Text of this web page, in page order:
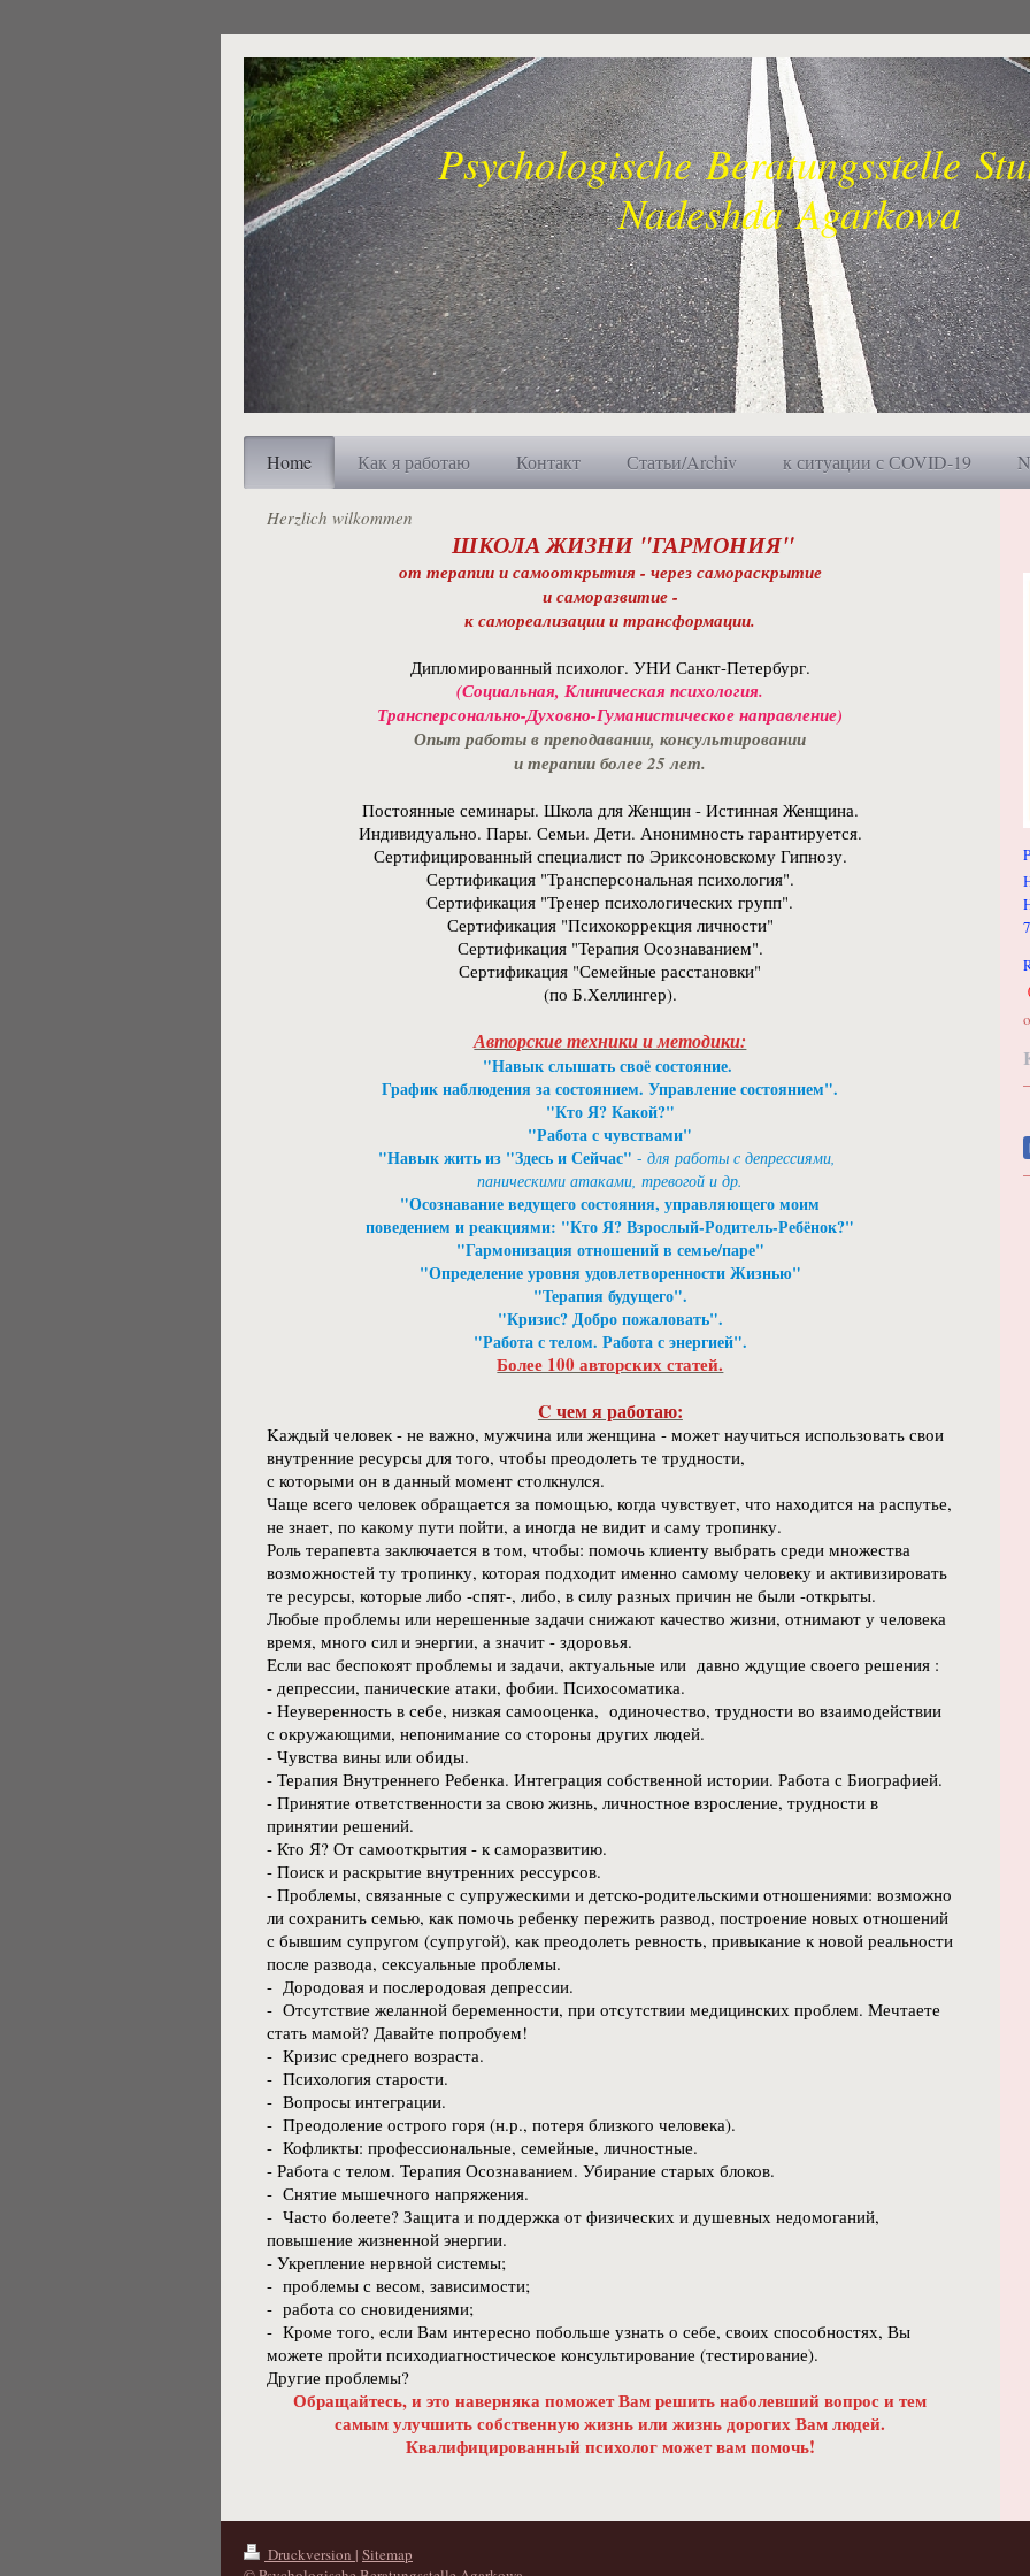
Psychologische Beratungsstelle
Nadeshda Agarkowa
Home Как я работаю Контакт Статьи/Archiv к ситуации с СOVID-19
​Herzlich wilkommen
ШКОЛА ЖИЗНИ "ГАРМОНИЯ"
от терапии и самооткрытия - через самораскрытие
и саморазвитие -
к самореализации и трансформации.
Дипломированный психолог. УНИ Санкт-Петербург.
(Социальная, Клиническая психология.
Трансперсонально-Духовно-Гуманистическое направление)
Опыт работы в преподавании, консультировании
и терапии более 25 лет.
Постоянные семинары. Школа для Женщин - Истинная Женщина.
Индивидуально. Пары. Семьи. Дети. Анонимность гарантируется.
Сертифицированный специалист по Эриксоновскому Гипнозу.
Сертификация "Трансперсональная психология".
Сертификация "Тренер психологических групп".
Сертификация "Психокоррекция личности"
Сертификация "Терапия Осознаванием".
Сертификация "Семейные расстановки"
(по Б.Хеллингер).
Авторские техники и методики:
"Навык слышать своё состояние.
График наблюдения за состоянием. Управление состоянием".
"Кто Я? Какой?"
"Работа с чувствами"
"Навык жить из "Здесь и Сейчас" -для работы с депрессиями,
паническими атаками, тревогой и др.
"Осознавание ведущего состояния, управляющего моим
поведением и реакциями: "Кто Я? Взрослый-Родитель-Ребёнок?"
"Гармонизация отношений в семье/паре"
"Определение уровня удовлетворенности Жизнью"
"Терапия будущего".
"Кризис? Добро пожаловать".
"Работа с телом. Работа с энергией".
Более 100 авторских статей.
C чем я работаю:
Kаждый человек - не важно, мужчина или женщина - может научиться использовать свои
внутренние ресурсы для того, чтобы преодолеть те трудности,
с которыми он в данный момент столкнулся.
Чаще всего человек обращается за помощью, когда чувствует, что находится на распутье,
не знает, по какому пути пойти, а иногда не видит и саму тропинку.
Роль терапевта заключается в том, чтобы: помочь клиенту выбрать среди множества
возможностей ту тропинку, которая подходит именно самому человеку и активизировать
те ресурсы, которые либо -спят-, либо, в силу разных причин не были -открыты.
Любые проблемы или нерешенные задачи снижают качество жизни, отнимают у человека
время, много сил и энергии, а значит - здоровья.
Если вас беспокоят проблемы и задачи, актуальные или давно ждущие своего решения :
- депрессии, панические атаки, фобии. Психосоматика.
- Неуверенность в себе, низкая самооценка, одиночество, трудности во взаимодействии
с окружающими, непонимание со стороны других людей.
- Чувства вины или обиды.
- Терапия Внутреннего Ребенка. Интеграция собственной истории. Работа с Биографией.
- Принятие ответственности за свою жизнь, личностное взросление, трудности в
принятии решений.
- Кто Я? От самооткрытия - к саморазвитию.
- Поиск и раскрытие внутренних рессурсов.
- Проблемы, связанные с супружескими и детско-родительскими отношениями: возможно
ли сохранить семью, как помочь ребенку пережить развод, построение новых отношений
с бывшим супругом (супругой), как преодолеть ревность, привыкание к новой реальности
после развода, сексуальные проблемы.
- Дородовая и послеродовая депрессии.
- Отсутствие желанной беременности, при отсутствии медицинских проблем. Мечтаете
стать мамой? Давайте попробуем!
- Кризис среднего возраста.
- Психология старости.
- Вопросы интеграции.
- Преодоление острого горя (н.р., потеря близкого человека).
- Кофликты: профессиональные, семейные, личностные.
- Работа с телом. Терапия Осознаванием. Убирание старых блоков.
- Снятие мышечного напряжения.
- Часто болеете? Защита и поддержка от физических и душевных недомоганий,
повышение жизненной энергии.
- Укрепление нервной системы;
- проблемы с весом, зависимости;
- работа со сновидениями;
- Кроме того, если Вам интересно побольше узнать о себе, своих способностях, Вы
можете пройти психодиагностическое консультирование (тестирование).
Другие проблемы?
Обращайтесь, и это наверняка поможет Вам решить наболевший вопрос и тем
самым улучшить собственную жизнь или жизнь дорогих Вам людей.
Квалифицированный психолог может вам помочь!
Druckversion | Sitemap